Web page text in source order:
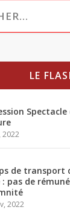
LE
2022
de transport
: pas de
2022